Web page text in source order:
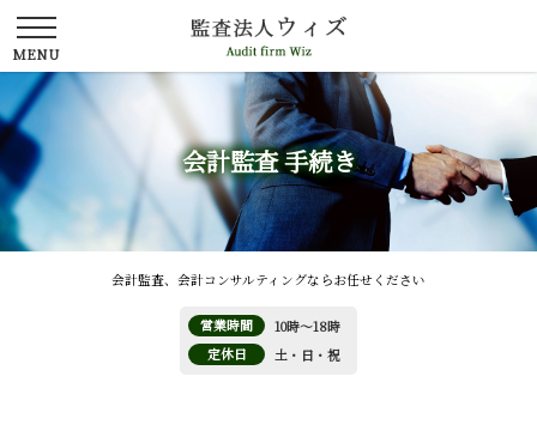
会計監査 手続き
会計監査、会計コンサルティングならお任せください
営業時間
10時～18時
定休日
土・日・祝